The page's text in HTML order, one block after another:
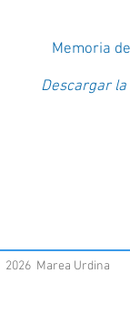
Memoria
Descargar
2026 Marea Urdina